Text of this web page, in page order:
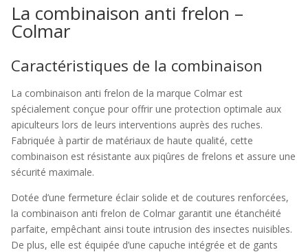
La combinaison anti frelon –
Colmar
Caractéristiques de la combinaison
La combinaison anti frelon de la marque Colmar est
spécialement conçue pour offrir une protection optimale aux
apiculteurs lors de leurs interventions auprès des ruches.
Fabriquée à partir de matériaux de haute qualité, cette
combinaison est résistante aux piqûres de frelons et assure une
sécurité maximale.
Dotée d’une fermeture éclair solide et de coutures renforcées,
la combinaison anti frelon de Colmar garantit une étanchéité
parfaite, empêchant ainsi toute intrusion des insectes nuisibles.
De plus, elle est équipée d’une capuche intégrée et de gants